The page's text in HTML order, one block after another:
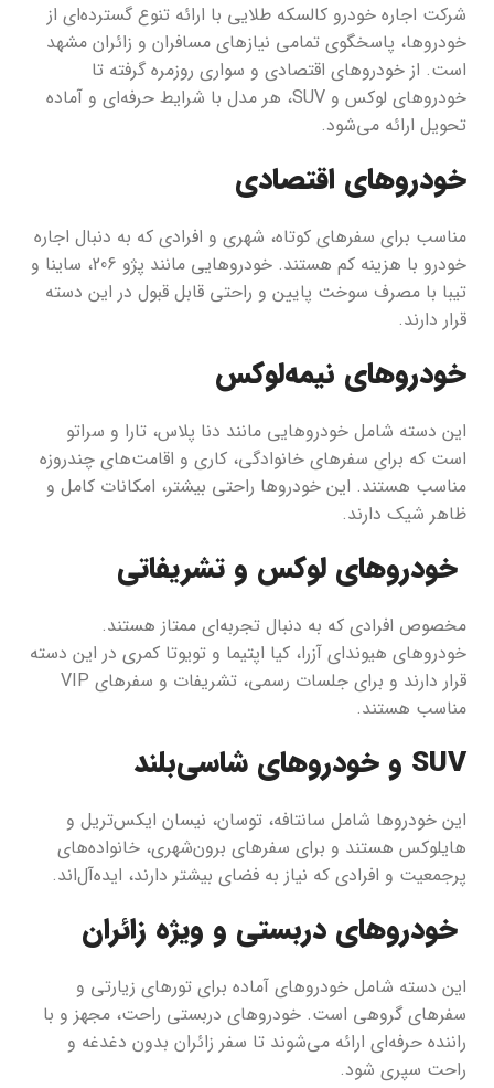
شرکت اجاره خودرو کالسکه طلایی با ارائه تنوع گسترده‌ای از
خودروها، پاسخگوی تمامی نیازهای مسافران و زائران مشهد
است. از خودروهای اقتصادی و سواری روزمره گرفته تا
خودروهای لوکس و SUV، هر مدل با شرایط حرفه‌ای و آماده
تحویل ارائه می‌شود.
خودروهای اقتصادی
مناسب برای سفرهای کوتاه، شهری و افرادی که به دنبال اجاره
خودرو با هزینه کم هستند. خودروهایی مانند پژو 206، ساینا و
تیبا با مصرف سوخت پایین و راحتی قابل قبول در این دسته
قرار دارند.
خودروهای نیمه‌لوکس
این دسته شامل خودروهایی مانند دنا پلاس، تارا و سراتو
است که برای سفرهای خانوادگی، کاری و اقامت‌های چندروزه
مناسب هستند. این خودروها راحتی بیشتر، امکانات کامل و
ظاهر شیک دارند.
خودروهای لوکس و تشریفاتی
مخصوص افرادی که به دنبال تجربه‌ای ممتاز هستند.
خودروهای هیوندای آزرا، کیا اپتیما و تویوتا کمری در این دسته
قرار دارند و برای جلسات رسمی، تشریفات و سفرهای VIP
مناسب هستند.
SUV و خودروهای شاسی‌بلند
این خودروها شامل سانتافه، توسان، نیسان ایکس‌تریل و
هایلوکس هستند و برای سفرهای برون‌شهری، خانواده‌های
پرجمعیت و افرادی که نیاز به فضای بیشتر دارند، ایده‌آل‌اند.
خودروهای دربستی و ویژه زائران
این دسته شامل خودروهای آماده برای تورهای زیارتی و
سفرهای گروهی است. خودروهای دربستی راحت، مجهز و با
راننده حرفه‌ای ارائه می‌شوند تا سفر زائران بدون دغدغه و
راحت سپری شود.